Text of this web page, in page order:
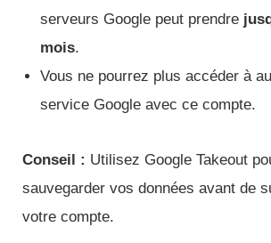
serveurs Google peut prendre
mois.
Vous ne pourrez plus accéder à
service Google avec ce compte.
Conseil : Utilisez Google Takeout
sauvegarder vos données avant de
votre compte.